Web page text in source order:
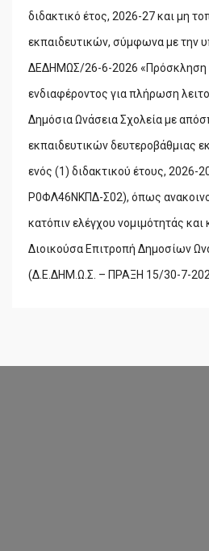
διδακτικό έτος, 2026-27 και μη
εκπαιδευτικών, σύμφωνα με την
ΔΕΔΗΜΩΣ/26-6-2026 «Πρόσκληση
ενδιαφέροντος για πλήρωση
Δημόσια Ωνάσεια Σχολεία με
εκπαιδευτικών δευτεροβάθμιας
ενός (1) διδακτικού έτους, 2026-
Ρ0ΦΛ46ΝΚΠΔ-Σ02), όπως
κατόπιν ελέγχου νομιμότητάς
Διοικούσα Επιτροπή Δημοσίων
(Δ.Ε.ΔΗΜ.Ω.Σ. – ΠΡΑΞΗ 15/30-7-